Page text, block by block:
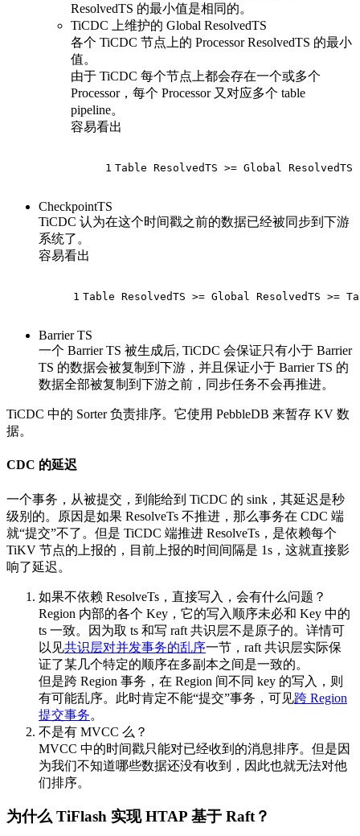
ResolvedTS 的最小值是相同的。
TiCDC 上维护的 Global ResolvedTS
各个 TiCDC 节点上的 Processor ResolvedTS 的最小
值。
由于 TiCDC 每个节点上都会存在一个或多个
Processor，每个 Processor 又对应多个 table
pipeline。
容易看出
1 Table ResolvedTS >= Global ResolvedTS
CheckpointTS
TiCDC 认为在这个时间戳之前的数据已经被同步到下游
系统了。
容易看出
1 Table ResolvedTS >= Global ResolvedTS >=
Barrier TS
一个 Barrier TS 被生成后, TiCDC 会保证只有小于 Barrier
TS 的数据会被复制到下游，并且保证小于 Barrier TS 的
数据全部被复制到下游之前，同步任务不会再推进。
TiCDC 中的 Sorter 负责排序。它使用 PebbleDB 来暂存 KV 数
据。
CDC 的延迟
一个事务，从被提交，到能给到 TiCDC 的 sink，其延迟是秒
级别的。原因是如果 ResolveTs 不推进，那么事务在 CDC 端
就“提交”不了。但是 TiCDC 端推进 ResolveTs，是依赖每个
TiKV 节点的上报的，目前上报的时间间隔是 1s，这就直接影
响了延迟。
如果不依赖 ResolveTs，直接写入，会有什么问题？
Region 内部的各个 Key，它的写入顺序未必和 Key 中的
ts 一致。因为取 ts 和写 raft 共识层不是原子的。详情可
以见共识层对并发事务的乱序一节，raft 共识层实际保
证了某几个特定的顺序在多副本之间是一致的。
但是跨 Region 事务，在 Region 间不同 key 的写入，则
有可能乱序。此时肯定不能“提交”事务，可见跨 Region
提交事务。
不是有 MVCC 么？
MVCC 中的时间戳只能对已经收到的消息排序。但是因
为我们不知道哪些数据还没有收到，因此也就无法对他
们排序。
为什么 TiFlash 实现 HTAP 基于 Raft？